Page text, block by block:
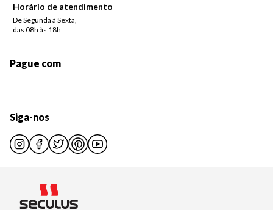
Horário de atendimento
De Segunda à Sexta,
das 08h às 18h
Pague com
Siga-nos